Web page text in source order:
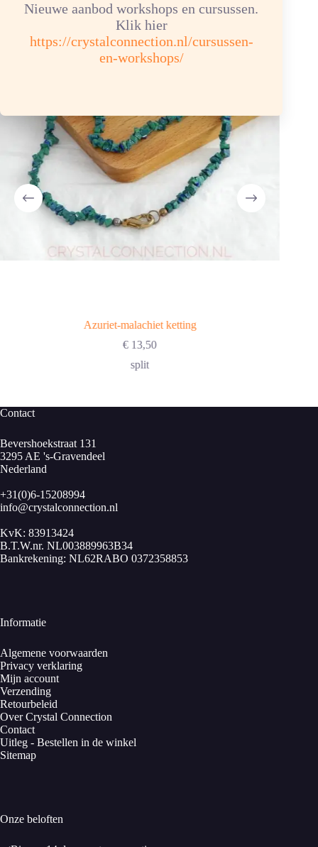
Nieuwe aanbod workshops en cursussen.
Klik hier
https://crystalconnection.nl/cursussen-
en-workshops/
Je zou ook kunnen houden van …
Azuriet-malachiet ketting
€ 13,50
split
Contact
Bevershoekstraat 131
3295 AE 's-Gravendeel
Nederland
+31(0)6-15208994
info@crystalconnection.nl
KvK: 83913424
B.T.W.nr. NL003889963B34
Bankrekening: NL62RABO 0372358853
Informatie
Algemene voorwaarden
Privacy verklaring
Mijn account
Verzending
Retourbeleid
Over Crystal Connection
Contact
Uitleg - Bestellen in de winkel
Sitemap
Onze beloften